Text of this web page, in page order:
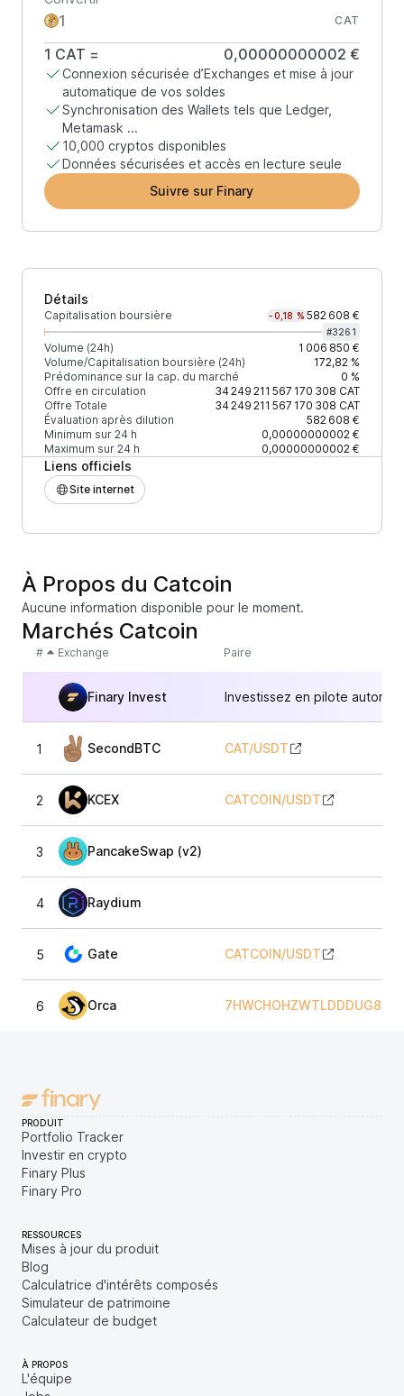
CAT
1 CAT = 0,00000000002 €
Connexion sécurisée d’Exchanges et mise à jour
automatique de vos soldes
Synchronisation des Wallets tels que Ledger,
Metamask ...
10,000 cryptos disponibles
Données sécurisées et accès en lecture seule
Suivre sur Finary
Détails
Capitalisation boursière -0,18 % 582 608 €
#3261
Volume (24h)
1 006 850 €
Volume/Capitalisation boursière (24h)
172,82 %
Prédominance sur la cap. du marché
0 %
Offre en circulation
34 249 211 567 170 308 CAT
Offre Totale
34 249 211 567 170 308 CAT
Évaluation après dilution
582 608 €
Minimum sur 24 h
0,00000000002 €
Maximum sur 24 h
0,00000000002 €
Liens officiels
Site internet
À Propos du Catcoin
Aucune information disponible pour le moment.
Marchés Catcoin
# Exchange Paire
Finary Invest Investissez en pilote
1 SecondBTC CAT/USDT
2 KCEX CATCOIN/USDT
3 PancakeSwap (v2)
4 Raydium
5 Gate CATCOIN/USDT
6 Orca
PRODUIT
Portfolio Tracker
Investir en crypto
Finary Plus
Finary Pro
RESSOURCES
Mises à jour du produit
Blog
Calculatrice d'intérêts composés
Simulateur de patrimoine
Calculateur de budget
À PROPOS
L'équipe